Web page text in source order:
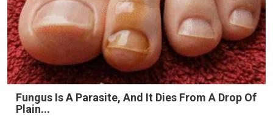
Fungus Is A Parasite, And It Dies From A Drop Of
Plain...